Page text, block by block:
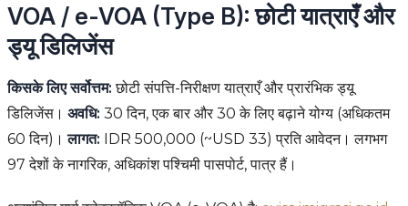
VOA / e-VOA (Type B): छोटी यात्राएँ और
ड्यू डिलिजेंस
किसके लिए सर्वोत्तम: छोटी संपत्ति-निरीक्षण यात्राएँ और प्रारंभिक ड्यू
डिलिजेंस। अवधि: 30 दिन, एक बार और 30 के लिए बढ़ाने योग्य (अधिकतम
60 दिन)।लागत: IDR 500,000 (~USD 33) प्रति आवेदन। लगभग
97 देशों के नागरिक, अधिकांश पश्चिमी पासपोर्ट, पात्र हैं।